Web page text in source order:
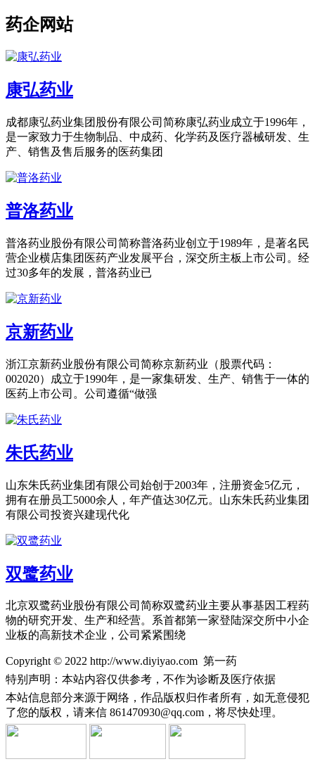
药企网站
康弘药业
成都康弘药业集团股份有限公司简称康弘药业成立于1996年，
是一家致力于生物制品、中成药、化学药及医疗器械研发、生
产、销售及售后服务的医药集团
普洛药业
普洛药业股份有限公司简称普洛药业创立于1989年，是著名民
营企业横店集团医药产业发展平台，深交所主板上市公司。经
过30多年的发展，普洛药业已
京新药业
浙江京新药业股份有限公司简称京新药业（股票代码：
002020）成立于1990年，是一家集研发、生产、销售于一体的
医药上市公司。公司遵循“做强
朱氏药业
山东朱氏药业集团有限公司始创于2003年，注册资金5亿元，
拥有在册员工5000余人，年产值达30亿元。山东朱氏药业集团
有限公司投资兴建现代化
双鹭药业
北京双鹭药业股份有限公司简称双鹭药业主要从事基因工程药
物的研究开发、生产和经营。系首都第一家登陆深交所中小企
业板的高新技术企业，公司紧紧围绕
Copyright © 2022 http://www.diyiyao.com 第一药
特别声明：本站内容仅供参考，不作为诊断及医疗依据
本站信息部分来源于网络，作品版权归作者所有，如无意侵犯
了您的版权，请来信 861470930@qq.com，将尽快处理。